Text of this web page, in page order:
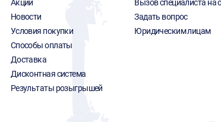
Акции
Новости
Условия покупки
Способы оплаты
Доставка
Дисконтная система
Результаты розыгрышей
Вызов специалиста на
Задать вопрос
Юридическим лицам